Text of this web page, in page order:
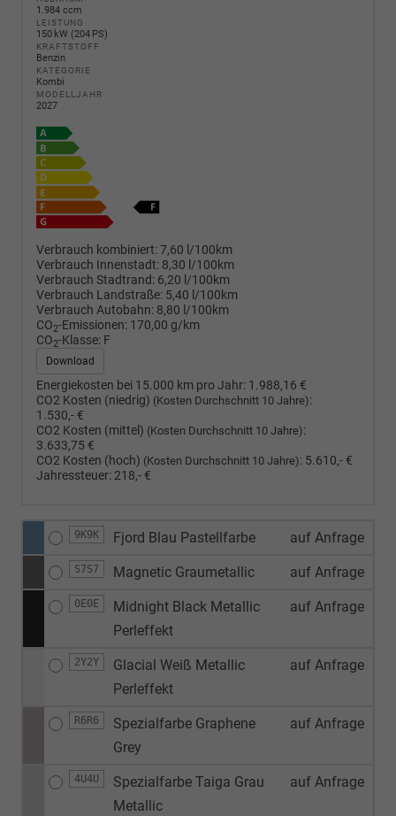
1.984 ccm
LEISTUNG
150 kW (204 PS)
KRAFTSTOFF
Benzin
KATEGORIE
Kombi
MODELLJAHR
2027
Verbrauch kombiniert:7,60 l/100km
Verbrauch Innenstadt: 8,30 l/100km
Verbrauch Stadtrand: 6,20 l/100km
Verbrauch Landstraße: 5,40 l/100km
Verbrauch Autobahn: 8,80 l/100km
CO2-Emissionen: 170,00 g/km
CO2-Klasse: F
Download
Energiekosten bei 15.000 km pro Jahr: 1.988,16 €
CO2 Kosten (niedrig) (Kosten Durchschnitt 10 Jahre):
1.530,- €
CO2 Kosten (mittel) (Kosten Durchschnitt 10 Jahre):
3.633,75 €
CO2 Kosten (hoch) (Kosten Durchschnitt 10 Jahre): 5.610,- €
Jahressteuer: 218,- €
9K9K Fjord Blau Pastellfarbe auf Anfrage
S7S7 Magnetic Graumetallic auf Anfrage
0E0E
Midnight Black Metallic
Perleffekt
auf Anfrage
2Y2Y
Glacial Weiß Metallic
Perleffekt
auf Anfrage
R6R6
Spezialfarbe Graphene
Grey
auf Anfrage
4U4U
Spezialfarbe Taiga Grau
Metallic
auf Anfrage